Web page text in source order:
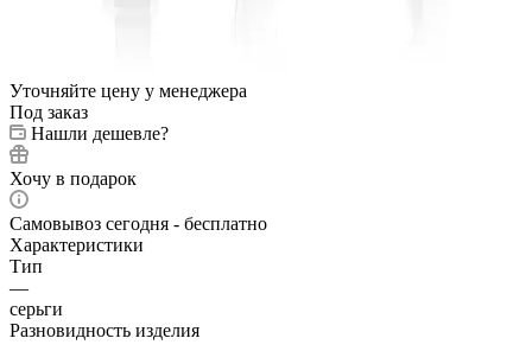
Уточняйте цену у менеджера
Под заказ
Нашли дешевле?
Хочу в подарок
Самовывоз сегодня - бесплатно
Характеристики
Тип
—
серьги
Разновидность изделия